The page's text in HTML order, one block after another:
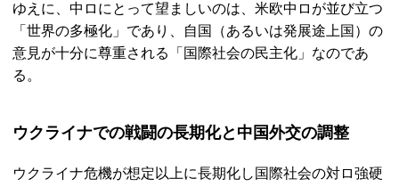
ゆえに、中ロにとって望ましいのは、米欧中ロが並び立つ
「世界の多極化」であり、自国（あるいは発展途上国）の
意見が十分に尊重される「国際社会の民主化」なのであ
る。
ウクライナでの戦闘の長期化と中国外交の調整
ウクライナ危機が想定以上に長期化し国際社会の対ロ強硬